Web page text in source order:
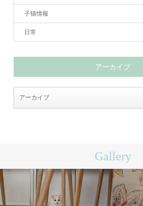
子猫情報
日常
アーカイブ
Gallery